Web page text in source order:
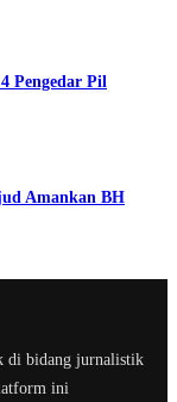
Pengedar Pil
Amankan BH
di bidang jurnalistik
ini